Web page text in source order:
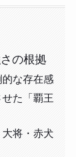
の根拠
な存在感
た「覇王
将・赤犬